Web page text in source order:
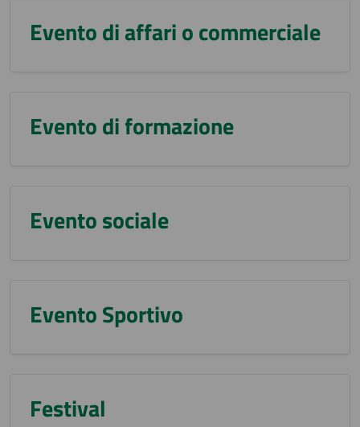
Evento di affari o commerciale
Evento di formazione
Evento sociale
Evento Sportivo
Festival